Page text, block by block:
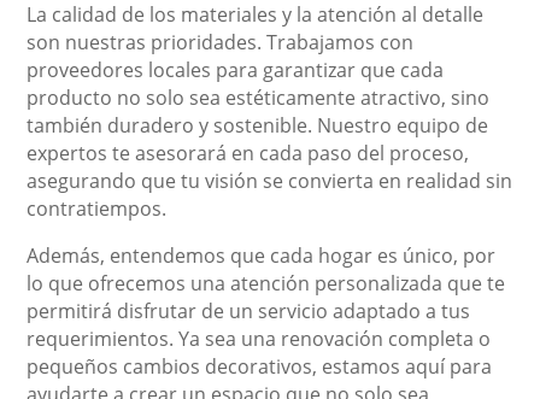
La calidad de los materiales y la atención al detalle
son nuestras prioridades. Trabajamos con
proveedores locales para garantizar que cada
producto no solo sea estéticamente atractivo, sino
también duradero y sostenible. Nuestro equipo de
expertos te asesorará en cada paso del proceso,
asegurando que tu visión se convierta en realidad sin
contratiempos.
Además, entendemos que cada hogar es único, por
lo que ofrecemos una atención personalizada que te
permitirá disfrutar de un servicio adaptado a tus
requerimientos. Ya sea una renovación completa o
pequeños cambios decorativos, estamos aquí para